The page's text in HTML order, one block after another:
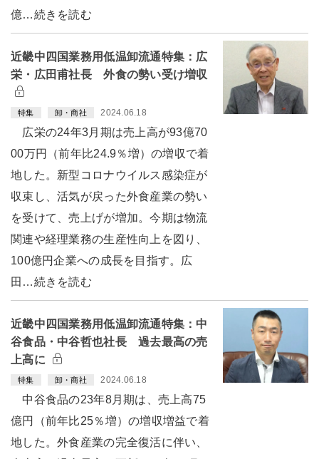
億…続きを読む
近畿中四国業務用低温卸流通特集：広
栄・広田甫社長 外食の勢い受け増収
特集 卸・商社 2024.06.18
広栄の24年3月期は売上高が93億70
00万円（前年比24.9％増）の増収で着
地した。新型コロナウイルス感染症が
収束し、活気が戻った外食産業の勢い
を受けて、売上げが増加。今期は物流
関連や経理業務の生産性向上を図り、
100億円企業への成長を目指す。広
田…続きを読む
近畿中四国業務用低温卸流通特集：中
谷食品・中谷哲也社長 過去最高の売
上高に
特集 卸・商社 2024.06.18
中谷食品の23年8月期は、売上高75
億円（前年比25％増）の増収増益で着
地した。外食産業の完全復活に伴い、